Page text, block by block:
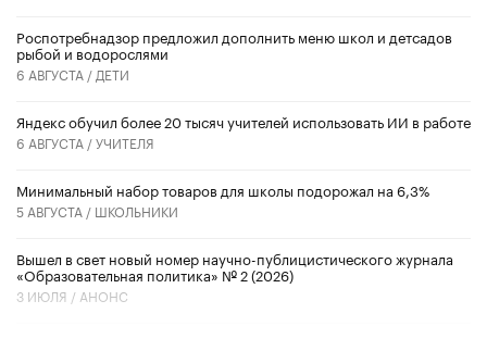
Роспотребнадзор предложил дополнить меню школ и детсадов
рыбой и водорослями
6 АВГУСТА / ДЕТИ
​Яндекс обучил более 20 тысяч учителей использовать ИИ в работе
6 АВГУСТА /УЧИТЕЛЯ
Минимальный набор товаров для школы подорожал на 6,3%
5 АВГУСТА / ШКОЛЬНИКИ
Вышел в свет новый номер научно-публицистического журнала
«Образовательная политика» № 2 (2026)
3 ИЮЛЯ / АНОНС